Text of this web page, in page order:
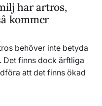
har artros,
kommer
behöver inte betyda
Det finns dock ärftliga
att det finns ökad